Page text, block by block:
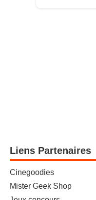
Liens Partenaires
Cinegoodies
Mister Geek Shop